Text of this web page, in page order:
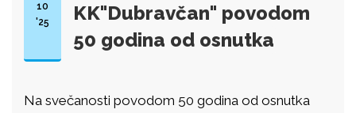
10
'25
KK"Dubravčan" povodom
50 godina od osnutka
Na svečanosti povodom 50 godina od osnutka